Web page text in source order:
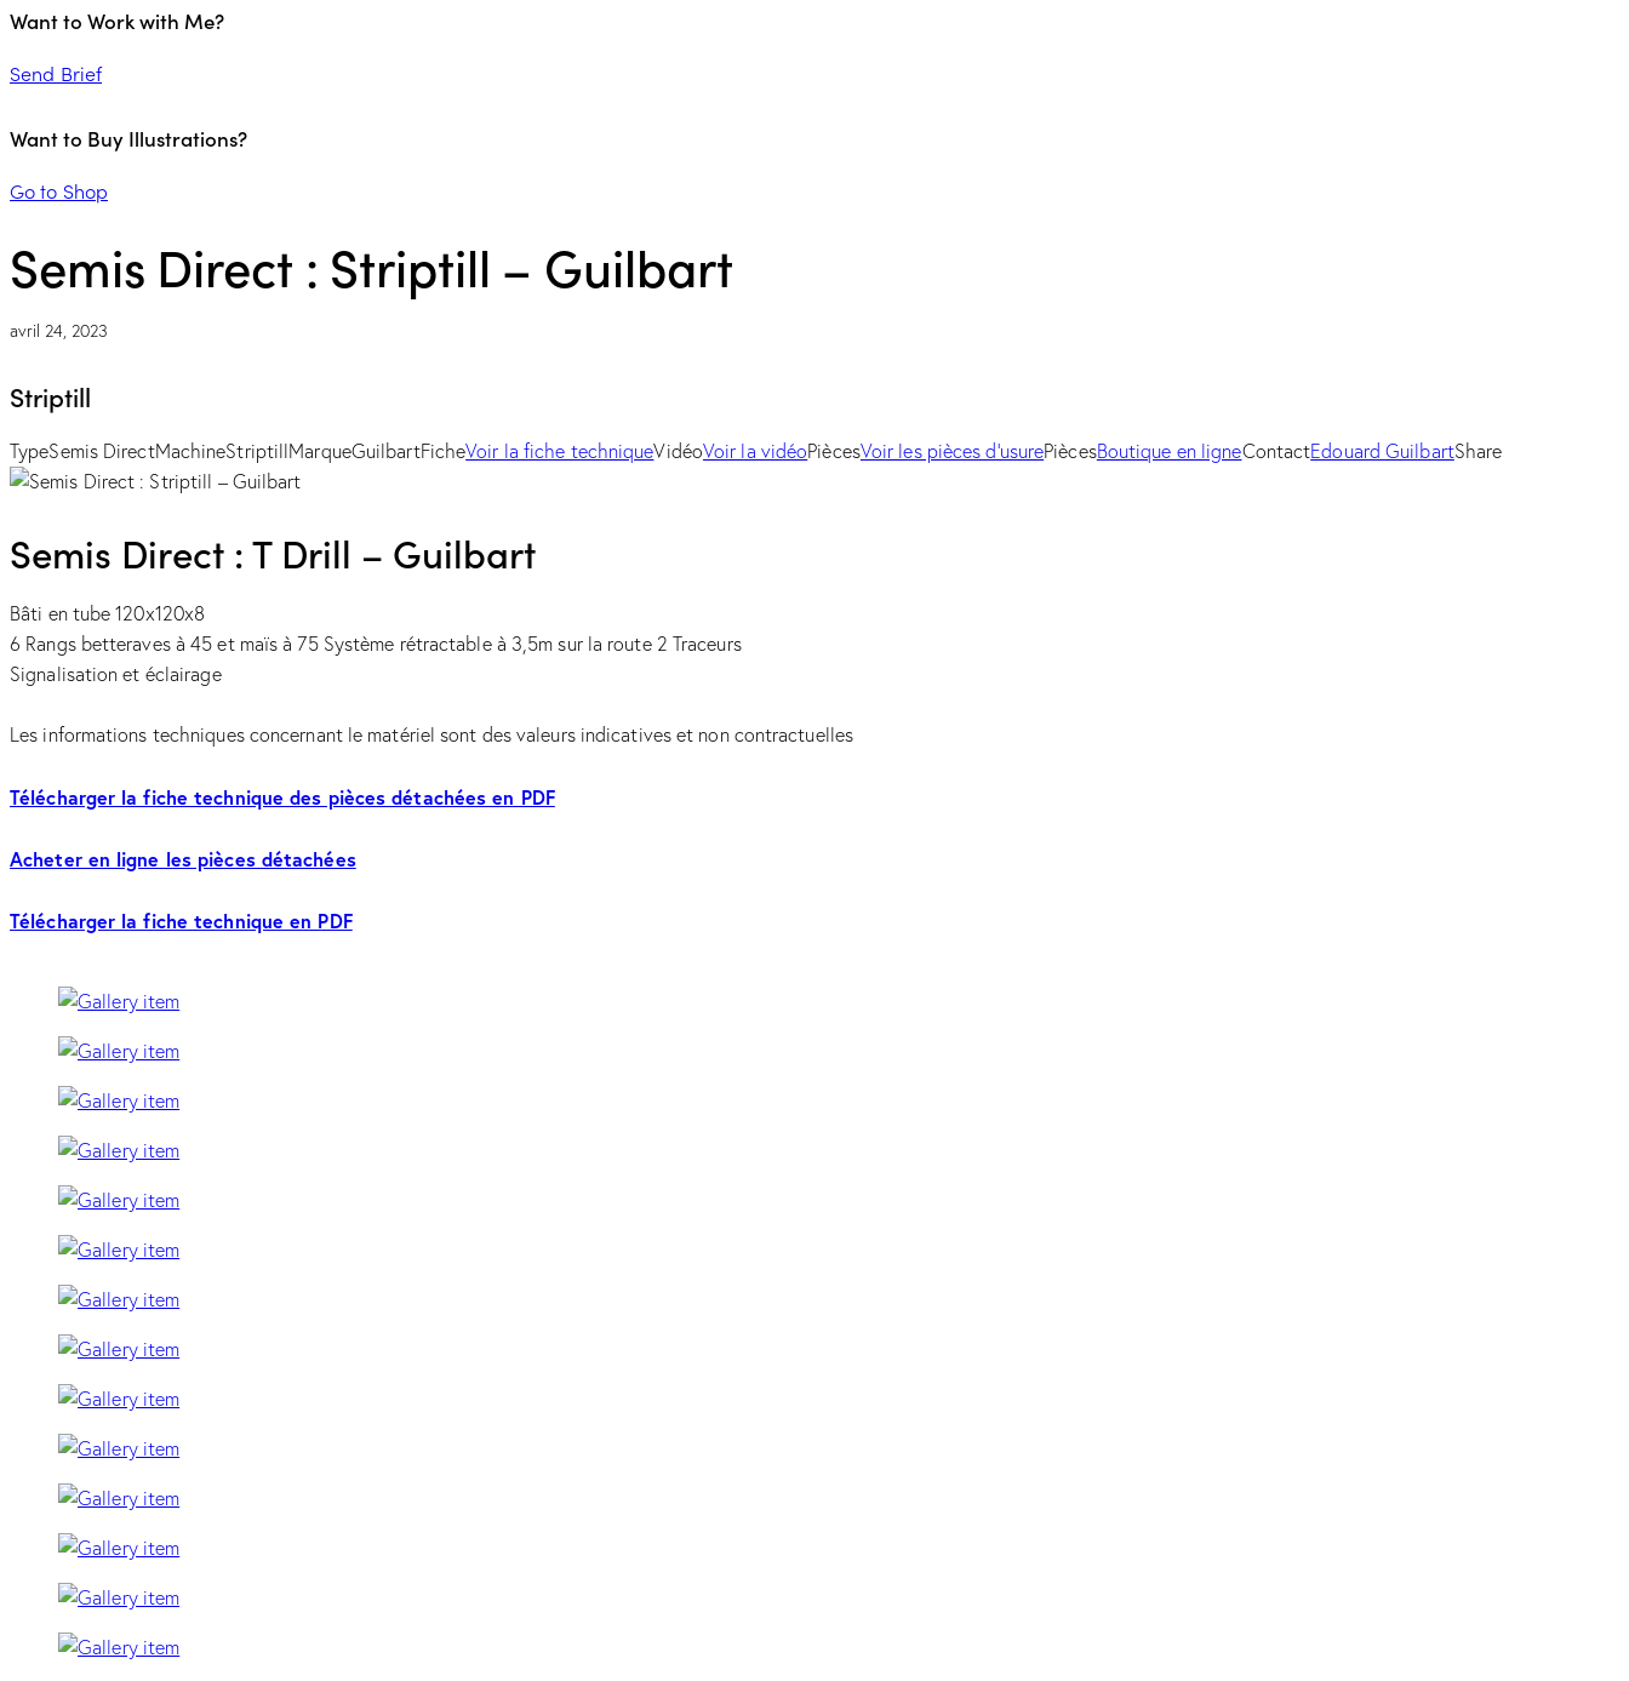
Want to Work with Me?
Send Brief
Want to Buy Illustrations?
Go to Shop
Semis Direct : Striptill – Guilbart
avril 24, 2023
Striptill
TypeSemis DirectMachineStriptillMarqueGuilbartFicheVoir la fiche techniqueVidéoVoir la vidéoPiècesVoir les pièces d'usurePiècesBoutique en ligneContactEdouard GuilbartShare
Semis Direct : T Drill – Guilbart
Bâti en tube 120x120x8
6 Rangs betteraves à 45 et maïs à 75 Système rétractable à 3,5m sur la route 2 Traceurs
Signalisation et éclairage
Les informations techniques concernant le matériel sont des valeurs indicatives et non contractuelles
Télécharger la fiche technique des pièces détachées en PDF
Acheter en ligne les pièces détachées
Télécharger la fiche technique en PDF